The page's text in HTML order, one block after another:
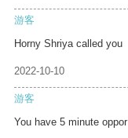
游客
Horny Shriya called you
2022-10-10
游客
You have 5 minute oppor